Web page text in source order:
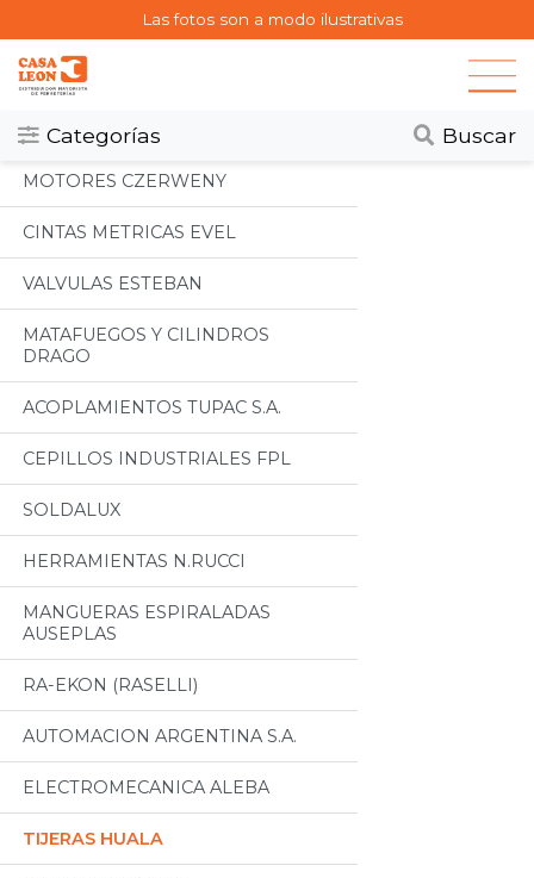
Las fotos son a modo ilustrativas
Categorías Buscar
Categorias
Todos
MOTORES CZERWENY
CINTAS METRICAS EVEL
VALVULAS ESTEBAN
MATAFUEGOS Y CILINDROS
DRAGO
ACOPLAMIENTOS TUPAC S.A.
CEPILLOS INDUSTRIALES FPL
SOLDALUX
HERRAMIENTAS N.RUCCI
MANGUERAS ESPIRALADAS
AUSEPLAS
RA-EKON (RASELLI)
AUTOMACION ARGENTINA S.A.
ELECTROMECANICA ALEBA
TIJERAS HUALA